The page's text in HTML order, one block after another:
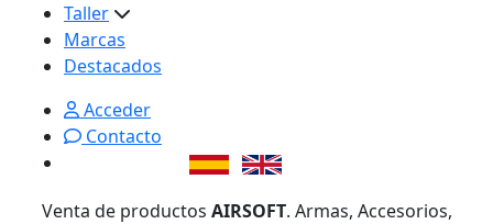
Taller
Marcas
Destacados
Acceder
Contacto
Venta de productos AIRSOFT. Armas, Accesorios,